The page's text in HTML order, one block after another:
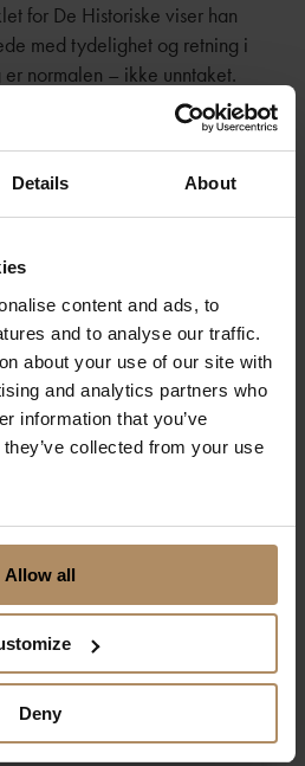
Details About
content and ads, to
and to analyse our traffic.
about your use of our site with
and analytics partners who
information that you’ve
collected from your use
Allow all
Deny
for De Historiske viser han
med tydelighet og retning i
normalen – ikke unntaket.
hyggelig pris for hele
håper vi at mange
med vertskap og stab vil
Generalforsamlingen og
Serviceglade
engasjerte, tett på og litt
imot oss.
Hotel 7. – 9. april
på her!
sender inn ett